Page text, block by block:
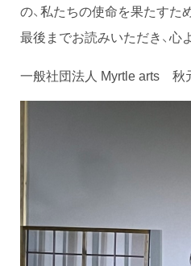
の、私たちの使命を果たすた
最後までお読みいただき、心
一般社団法人 Myrtle arts 秋